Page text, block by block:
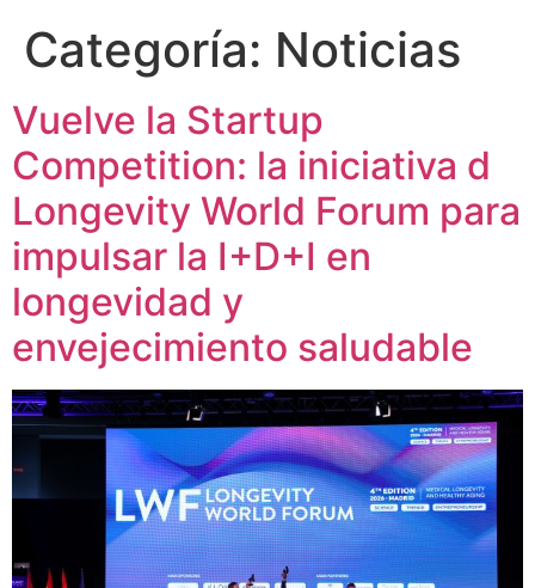
Categoría: Noticias
Vuelve la Startup
Competition: la iniciativa d
Longevity World Forum para
impulsar la I+D+I en
longevidad y
envejecimiento saludable